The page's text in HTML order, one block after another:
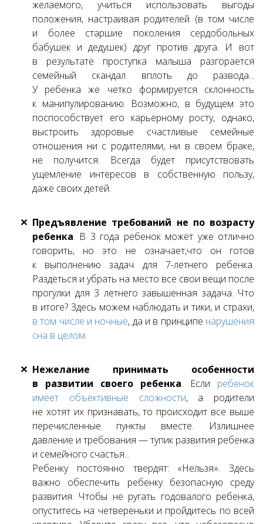
желаемого, учиться использовать выгоды
положения, настраивая родителей (в том числе
и более старшие поколения сердобольных
бабушек и дедушек) друг против друга. И вот
в результате проступка малыша разгорается
семейный скандал вплоть до развода...
У ребенка же четко формируется склонность
к манипулированию. Возможно, в будущем это
поспособствует его карьерному росту, однако,
выстроить здоровые счастливые семейные
отношения ни с родителями, ни в своем браке,
не получится. Всегда будет присутствовать
ущемление интересов в собственную пользу,
даже своих детей.
Предъявление требований не по возрасту
ребенка. В 3 года ребенок может уже отлично
говорить, но это не означает,что он готов
к выполнению задач для 7-летнего ребенка.
Раздеться и убрать на место все свои вещи после
прогулки для 3 летнего завышенная задача. Что
в итоге? Здесь можем наблюдать и тики, и страхи,
в том числе и ночные, да и в принципе нарушения
сна в целом.
Нежелание принимать особенности
в развитии своего ребенка. Если ребенок
имеет объективные сложности, а родители
не хотят их признавать, то происходит все выше
перечисленные пункты вместе. Излишнее
давление и требования — тупик развития ребенка
и семейного счастья...
Ребенку постоянно твердят: «Нельзя». Здесь
важно обеспечить ребенку безопасную среду
развития. Чтобы не ругать годовалого ребенка,
опуститесь на четвереньки и пройдитесь по всей